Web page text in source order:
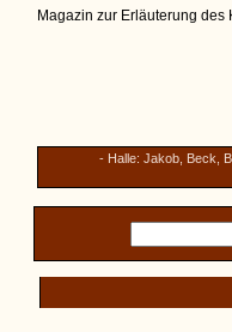
Magazin zur Erläuterung des
- Halle: Jakob, Beck,